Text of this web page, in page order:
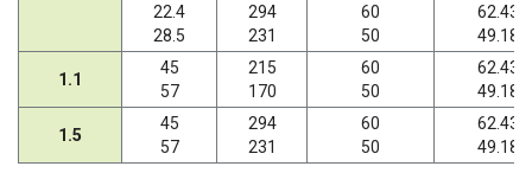
22.4
28.5
294
231
60
50
62.43
49.18
1.1
45
57
215
170
60
50
62.43
49.18
1.5
45
57
294
231
60
50
62.43
49.18